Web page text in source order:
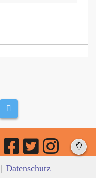
| Datenschutz